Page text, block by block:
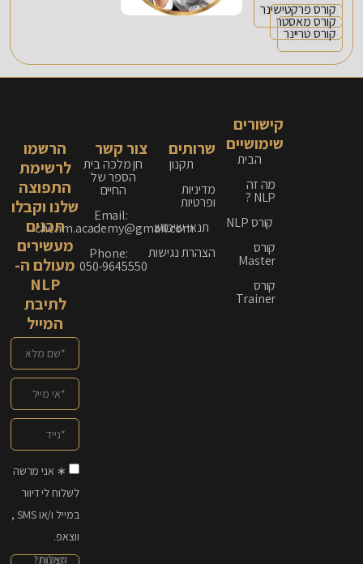
קורס פרקטישינר
קורס מאסטר
קורס טריינר
קישורים
שימושיים
הבית
מה זה
NLP ?
קורס NLP
קורס
Master
קורס
Trainer
שרותים
תקנון
מדיניות
ופרטיות
תנאי שימוש
הצהרת נגישות
צור קשר
חן מלכה בית
הספר של
החיים
Email:
chenm.academy@gmail.com
Phone:
050-9645550
הרשמו
לרשימת
התפוצה
שלנו וקבלו
תכנים
מעשירים
מעולם ה-
NLP
לתיבת
המייל
∗ אני מרשה
לשלוח לי דיוור
במייל ו/או SMS ,
ווצאפ.